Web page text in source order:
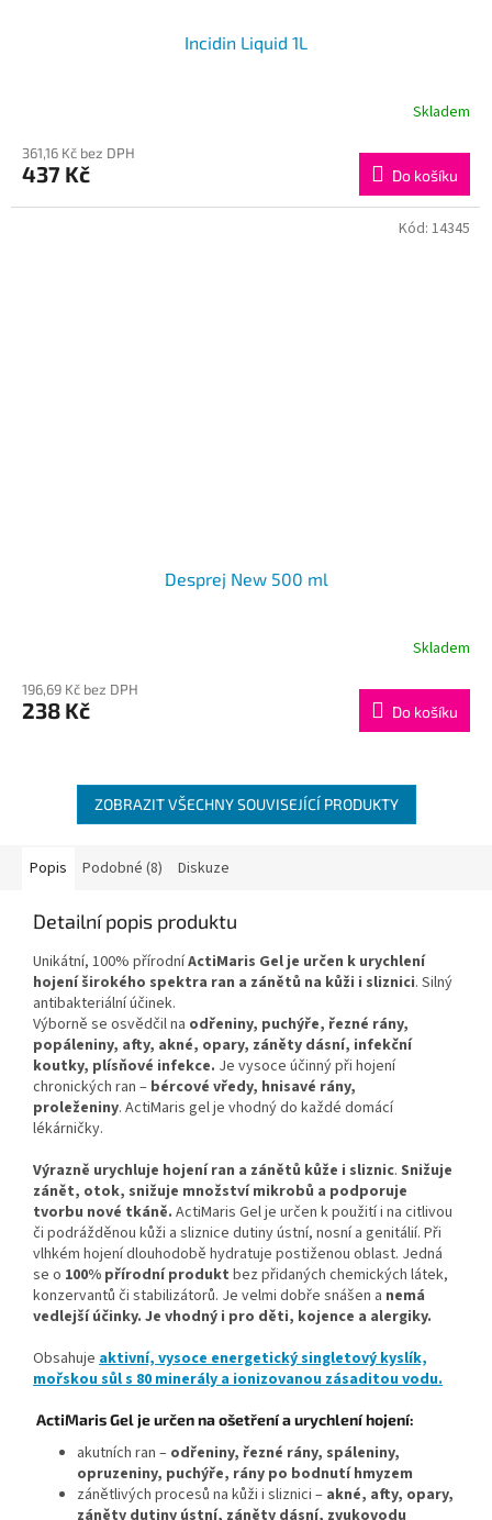
Incidin Liquid 1L
Skladem
361,16 Kč bez DPH
437 Kč Do košíku
Desprej New 500 ml
Skladem
196,69 Kč bez DPH
238 Kč Do košíku
Kód: 14345
ZOBRAZIT VŠECHNY SOUVISEJÍCÍ PRODUKTY
Popis Podobné (8) Diskuze
Detailní popis produktu
Unikátní, 100% přírodníActiMaris Gelje určen k urychlení
hojení širokého spektra ran a zánětů na kůži i sliznici. Silný
antibakteriální účinek.
Výborně se osvědčil na odřeniny, puchýře, řezné rány,
popáleniny, afty, akné, opary, záněty dásní, infekční
koutky, plísňové infekce. Je vysoce účinný při hojení
chronických ran – bércové vředy, hnisavé rány,
proleženiny. ActiMaris gel je vhodný do každé domácí
lékárničky.
Výrazně urychluje hojení ran a zánětů kůže i sliznic. Snižuje
zánět, otok, snižuje množství mikrobů a podporuje
tvorbu nové tkáně. ActiMaris Gel je určen k použití i na citlivou
či podrážděnou kůži a sliznice dutiny ústní, nosní a genitálií. Při
vlhkém hojení dlouhodobě hydratuje postiženou oblast. Jedná
se o 100% přírodní produkt bez přidaných chemických látek,
konzervantů či stabilizátorů. Je velmi dobře snášen a nemá
vedlejší účinky. Je vhodný i pro děti, kojence a alergiky.
Obsahuje aktivní, vysoce energetický singletový kyslík,
mořskou sůl s 80 minerály a ionizovanou zásaditou vodu.
ActiMaris Gel je určen na ošetření a urychlení hojení:
akutních ran – odřeniny, řezné rány, spáleniny,
opruzeniny, puchýře, rány po bodnutí hmyzem
zánětlivých procesů na kůži i sliznici – akné, afty, opary,